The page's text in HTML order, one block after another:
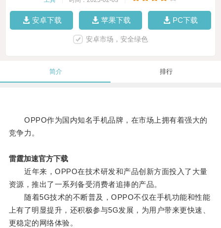
安卓下载 苹果下载 PC下载
安卓市场，安全绿色
简介 排行
OPPO作为国内知名手机品牌，在市场上拥有着强大的
竞争力。
雷霆加速官方下载
近年来，OPPO在技术研发和产品创新方面投入了大量
资源，推出了一系列备受消费者追捧的产品。
随着5G技术的不断普及，OPPO不仅在手机功能和性能
上有了明显提升，还积极参与5G发展，为用户带来更快速、
更稳定的网络体验。